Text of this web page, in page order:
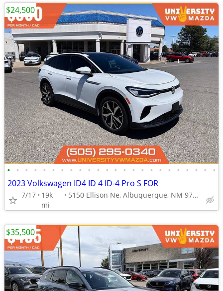
• • • • • • • • • • • • • • • • • • • • • • • •
2023 Volkswagen ID4 ID 4 ID-4 Pro S FOR
7/17
19k
mi
5150 Ellison Ne, Albuquerque, NM 97109
$24,500
$35,500